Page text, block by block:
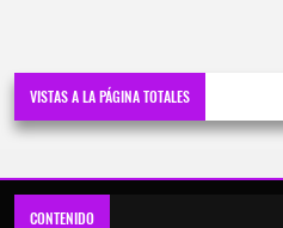
VISTAS A LA PÁGINA TOTALES
CONTENIDO